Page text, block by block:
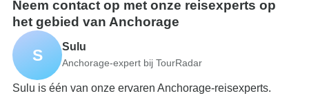
Neem contact op met onze reisexperts op
het gebied van Anchorage
S Sulu
Anchorage-expert bij TourRadar
Sulu is één van onze ervaren Anchorage-reisexperts.